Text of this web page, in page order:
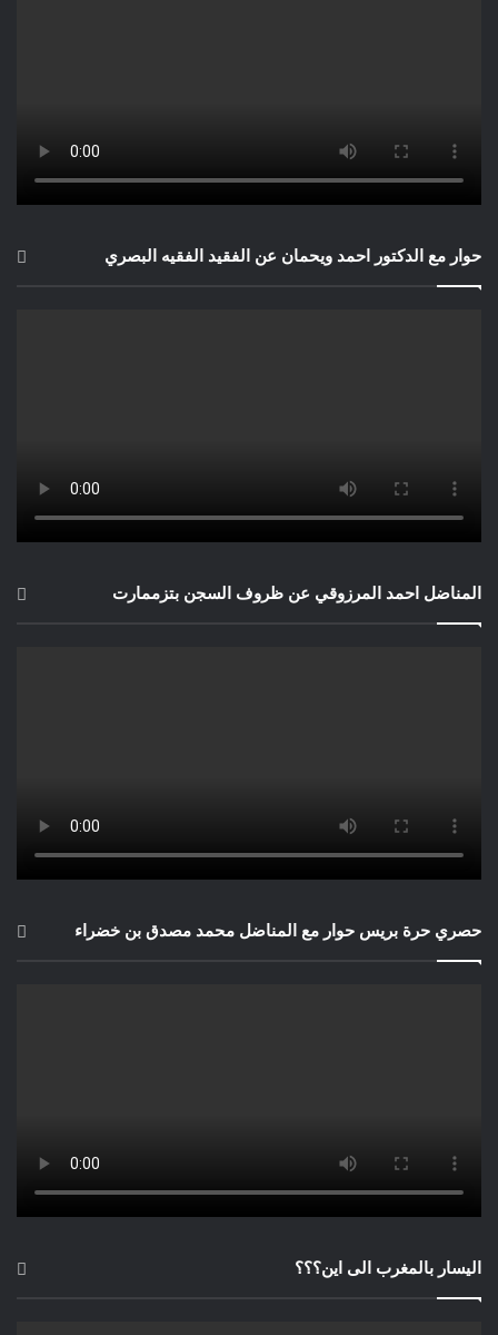
حوار مع الدكتور احمد ويحمان عن الفقيد الفقيه البصري
المناضل احمد المرزوقي عن ظروف السجن بتزممارت
حصري حرة بريس حوار مع المناضل محمد مصدق بن خضراء
اليسار بالمغرب الى اين؟؟؟